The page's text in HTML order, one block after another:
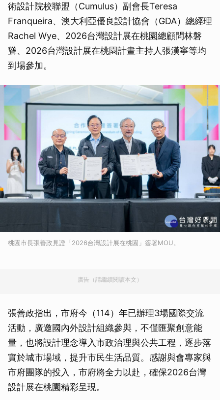
術設計院校聯盟（Cumulus）副會長Teresa
Franqueira、澳大利亞優良設計協會（GDA）總經理
Rachel Wye、2026台灣設計展在桃園總顧問林磐
聳、2026台灣設計展在桃園計畫主持人張漢寧等均
到場參加。
桃園市長張善政見證「2026台灣設計展在桃園」簽署MOU。
廣告（請繼續閱讀本文）
張善政指出，市府今（114）年已辦理3場國際交流
活動，廣邀國內外設計組織參與，不僅匯聚創意能
量，也將設計理念導入市政治理與公共工程，逐步落
實於城市場域，提升市民生活品質。感謝與會專家與
市府團隊的投入，市府將全力以赴，確保2026台灣
設計展在桃園精彩呈現。